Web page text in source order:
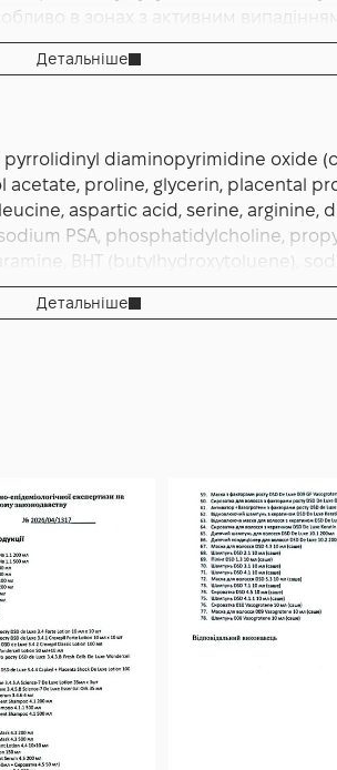
в зонах з активним
пальців кілька хвилин для
активних компонентів. Не змивайте
на день або половину ампули двічі
Після курсу переходьте
за тривалістю. Зберігайте
при попаданні промийте
Детальніше
diaminopyrimidine oxide
proline, glycerin, placental
aspartic acid, serine, arginine,
PSA, phosphatidylcholine,
BHT (butylhydroxytoluene),
(limonene).
Детальніше